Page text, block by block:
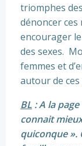
triomphes
dénoncer
encourager
des sexes.
femmes et
autour de
BL : A la
connait
quiconque ».